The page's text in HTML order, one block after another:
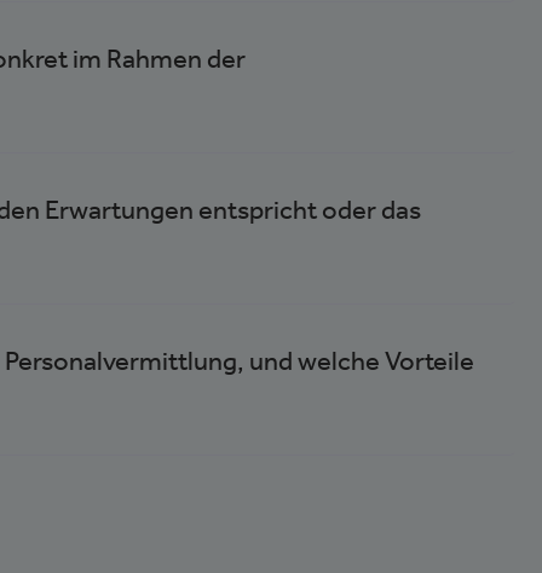
im Rahmen der
Erwartungen entspricht oder das
und welche Vorteile